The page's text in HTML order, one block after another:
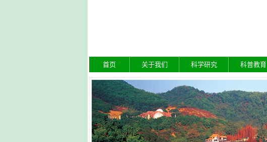
首页 关于我们 科学研究 科普教育